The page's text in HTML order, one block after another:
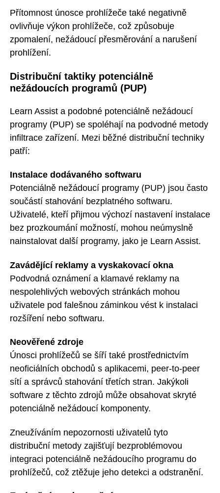
Přítomnost únosce prohlížeče také negativně
ovlivňuje výkon prohlížeče, což způsobuje
zpomalení, nežádoucí přesměrování a narušení
prohlížení.
Distribuční taktiky potenciálně
nežádoucích programů (PUP)
Learn Assist a podobné potenciálně nežádoucí
programy (PUP) se spoléhají na podvodné metody
infiltrace zařízení. Mezi běžné distribuční techniky
patří:
Instalace dodávaného softwaru
Potenciálně nežádoucí programy (PUP) jsou často
součástí stahování bezplatného softwaru.
Uživatelé, kteří přijmou výchozí nastavení instalace
bez prozkoumání možností, mohou neúmyslně
nainstalovat další programy, jako je Learn Assist.
Zavádějící reklamy a vyskakovací okna
Podvodná oznámení a klamavé reklamy na
nespolehlivých webových stránkách mohou
uživatele pod falešnou záminkou vést k instalaci
rozšíření nebo softwaru.
Neověřené zdroje
Únosci prohlížečů se šíří také prostřednictvím
neoficiálních obchodů s aplikacemi, peer-to-peer
sítí a správců stahování třetích stran. Jakýkoli
software z těchto zdrojů může obsahovat skryté
potenciálně nežádoucí komponenty.
Zneužíváním nepozornosti uživatelů tyto
distribuční metody zajišťují bezproblémovou
integraci potenciálně nežádoucího programu do
prohlížečů, což ztěžuje jeho detekci a odstranění.